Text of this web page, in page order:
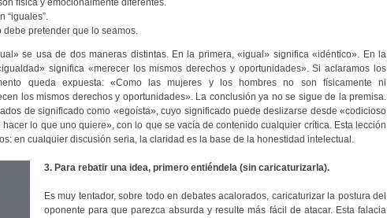
física y emocionalmente diferentes.
“iguales”.
debe pretender que lo seamos.
se usa de dos maneras distintas. En la primera, «igual» significa «idéntico». En la
significa «merecer los mismos derechos y oportunidades». Si aclaramos los
queda expuesta: «Como las mujeres y los hombres no son físicamente ni
los mismos derechos y oportunidades». La conclusión ya no se sigue de la premisa.
de significado como «egoísta», cuyo significado puede deslizarse desde «codicioso
lo que uno quiere», con lo que se vacía de contenido cualquier crítica. Esta lección
en cualquier discusión seria, la claridad es la base de la honestidad intelectual.
3. Para rebatir una idea, primero entiéndela (sin caricaturizarla).
Es muy tentador, sobre todo en debates acalorados, caricaturizar la postura del
oponente para que parezca absurda y resulte más fácil de atacar. Esta falacia